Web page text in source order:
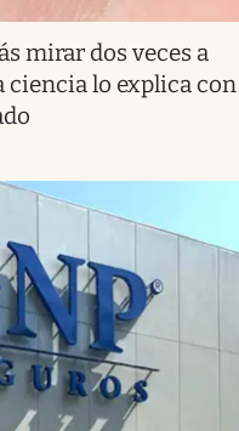
mirar dos veces a
ciencia lo explica con